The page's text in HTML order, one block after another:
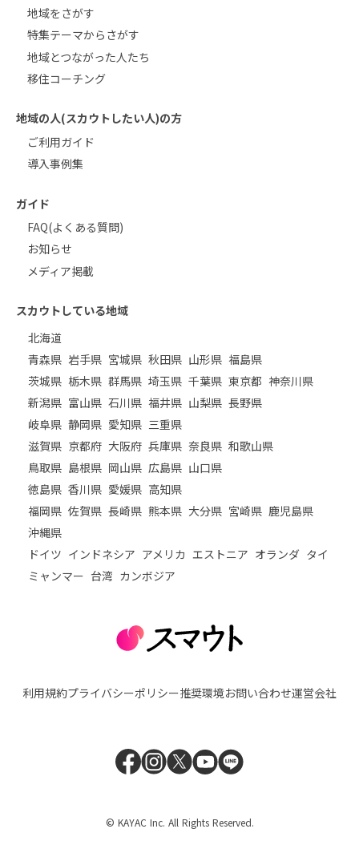
地域をさがす
特集テーマからさがす
地域とつながった人たち
移住コーチング
地域の人(スカウトしたい人)の方
ご利用ガイド
導入事例集
ガイド
FAQ(よくある質問)
お知らせ
メディア掲載
スカウトしている地域
北海道
青森県 岩手県 宮城県 秋田県 山形県 福島県
茨城県 栃木県 群馬県 埼玉県 千葉県 東京都 神奈川県
新潟県 富山県 石川県 福井県 山梨県 長野県
岐阜県 静岡県 愛知県 三重県
滋賀県 京都府 大阪府 兵庫県 奈良県 和歌山県
鳥取県 島根県 岡山県 広島県 山口県
徳島県 香川県 愛媛県 高知県
福岡県 佐賀県 長崎県 熊本県 大分県 宮崎県 鹿児島県
沖縄県
ドイツ インドネシア アメリカ エストニア オランダ タイ
ミャンマー 台湾 カンボジア
利用規約プライバシーポリシー推奨環境お問い合わせ運営会社
© KAYAC Inc. All Rights Reserved.